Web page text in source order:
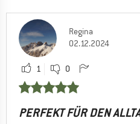
Regina
02.12.2024
1 0
PERFEKT FÜR DEN